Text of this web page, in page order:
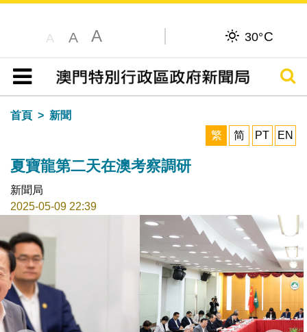
A A A 30°C
目錄
搜尋
首頁
新聞
繁
简 PT EN
夏寶龍第二天在澳考察調研
新聞局
2025-05-09 22:39